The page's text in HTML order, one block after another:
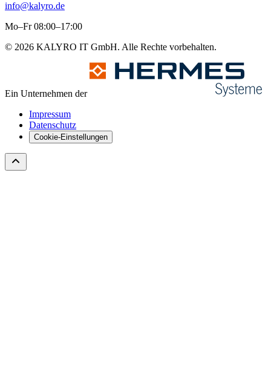
info@kalyro.de
Mo–Fr 08:00–17:00
© 2026 KALYRO IT GmbH. Alle Rechte vorbehalten.
Ein Unternehmen der
Impressum
Datenschutz
Cookie-Einstellungen